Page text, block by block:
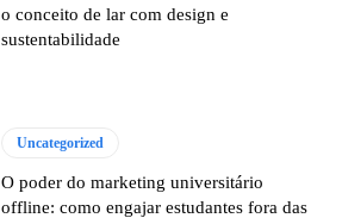
o conceito de lar com design e
sustentabilidade
Uncategorized
O poder do marketing universitário
offline: como engajar estudantes fora das